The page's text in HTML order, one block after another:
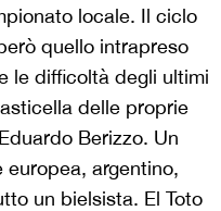
locale. Il ciclo
quello intrapreso
le difficoltà degli ultimi
delle proprie
Berizzo. Un
argentino,
un bielsista. El Toto